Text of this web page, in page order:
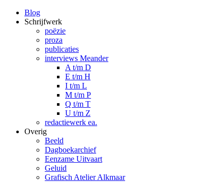
Blog
Schrijfwerk
poëzie
proza
publicaties
interviews Meander
A t/m D
E t/m H
I t/m L
M t/m P
Q t/m T
U t/m Z
redactiewerk ea.
Overig
Beeld
Dagboekarchief
Eenzame Uitvaart
Geluid
Grafisch Atelier Alkmaar